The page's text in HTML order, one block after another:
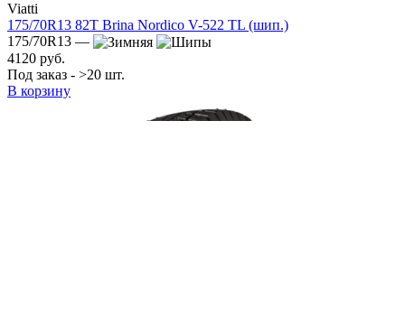
Viatti
175/70R13 82T Brina Nordico V-522 TL (шип.)
175/70R13 —
4120 руб.
Под заказ - >20 шт.
В корзину